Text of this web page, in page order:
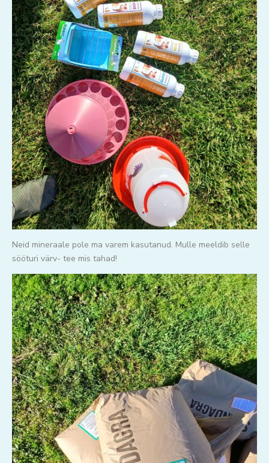
Neid mineraale pole ma varem kasutanud. Mulle meeldib selle
sööturi värv- tee mis tahad!